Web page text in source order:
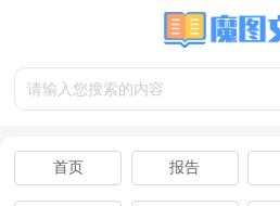
首页 报告